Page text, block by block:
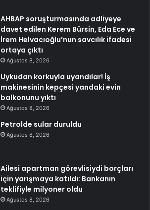
AHBAP soruşturmasında adliyeye
davet edilen Kerem Bürsin, Eda Ece ve
İrem Helvacıoğlu’nun savcılık ifadesi
ortaya çıktı
Ağustos 8, 2026
Uykudan korkuyla uyandılar! İş
makinesinin kepçesi yandaki evin
balkonunu yıktı
Ağustos 8, 2026
Petrolde sular duruldu
Ağustos 8, 2026
Ailesi apartman görevlisiydi borçları
için yarışmaya katıldı: Bankanın
teklifiyle milyoner oldu
Ağustos 8, 2026